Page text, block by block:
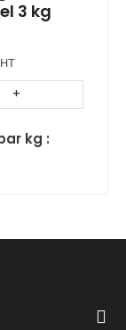
3 kg
HT
kg :